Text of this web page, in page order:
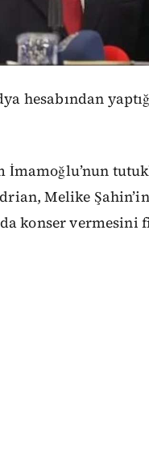
hesabından
Melike
konser vermesini